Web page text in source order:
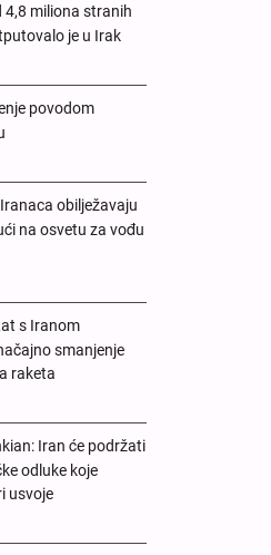
4,8 miliona stranih
je u Irak
povodom
obilježavaju
na osvetu za vođu
s Iranom
smanjenje
raketa
Iran će podržati
odluke koje
usvoje